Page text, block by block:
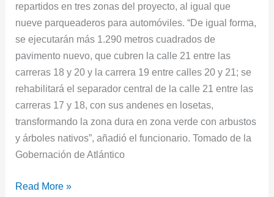
repartidos en tres zonas del proyecto, al igual que
nueve parqueaderos para automóviles. “De igual forma,
se ejecutarán más 1.290 metros cuadrados de
pavimento nuevo, que cubren la calle 21 entre las
carreras 18 y 20 y la carrera 19 entre calles 20 y 21; se
rehabilitará el separador central de la calle 21 entre las
carreras 17 y 18, con sus andenes en losetas,
transformando la zona dura en zona verde con arbustos
y árboles nativos”, añadió el funcionario. Tomado de la
Gobernación de Atlántico
Read More »